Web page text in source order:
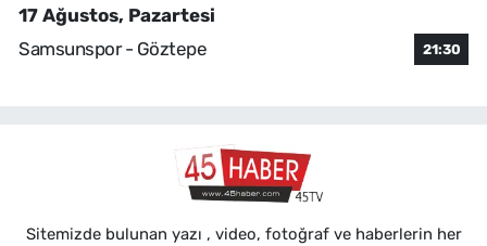
17 Ağustos, Pazartesi
Samsunspor - Göztepe
21:30
Sitemizde bulunan yazı , video, fotoğraf ve haberlerin her